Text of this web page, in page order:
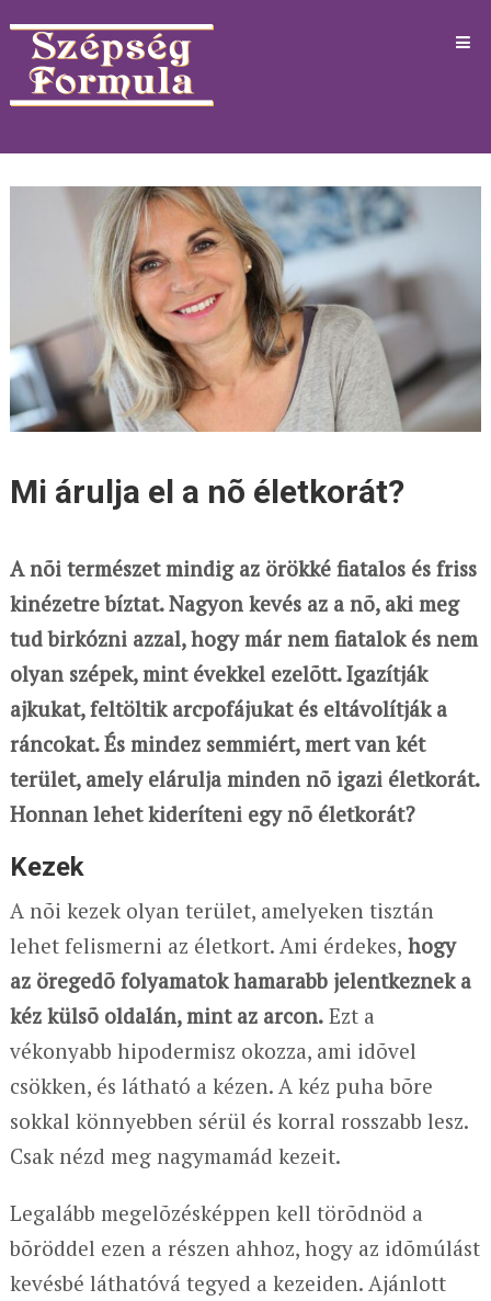
Mi árulja el a nõ életkorát?
A nõi természet mindig az örökké fiatalos és friss
kinézetre bíztat. Nagyon kevés az a nõ, aki meg
tud birkózni azzal, hogy már nem fiatalok és nem
olyan szépek, mint évekkel ezelõtt. Igazítják
ajkukat, feltöltik arcpofájukat és eltávolítják a
ráncokat. És mindez semmiért, mert van két
terület, amely elárulja minden nõ igazi életkorát.
Honnan lehet kideríteni egy nõ életkorát?
Kezek
A nõi kezek olyan terület, amelyeken tisztán
lehet felismerni az életkort. Ami érdekes, hogy
az öregedõ folyamatok hamarabb jelentkeznek a
kéz külsõ oldalán, mint az arcon.Ezt a
vékonyabb hipodermisz okozza, ami idõvel
csökken, és látható a kézen. A kéz puha bõre
sokkal könnyebben sérül és korral rosszabb lesz.
Csak nézd meg nagymamád kezeit.
Legalább megelõzésképpen kell törõdnöd a
bõröddel ezen a részen ahhoz, hogy az idõmúlást
kevésbé láthatóvá tegyed a kezeiden. Ajánlott